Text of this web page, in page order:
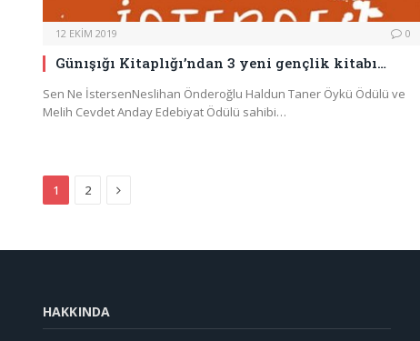
12 EKIM 2019 0
Günışığı Kitaplığı’ndan 3 yeni gençlik kitabı…
Sen Ne İstersenNeslihan Önderoğlu Haldun Taner Öykü Ödülü ve
Melih Cevdet Anday Edebiyat Ödülü sahibi…
1 2 Next
HAKKINDA